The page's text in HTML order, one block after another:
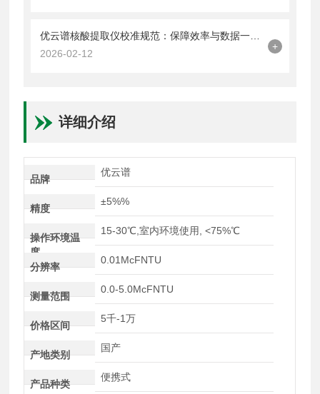
优云谱核酸提取仪校准规范：保障效率与数据一致的技术要点
2026-02-12
+
详细介绍
品牌
优云谱
精度
±5%%
操作环境温
度
15-30℃,室内环境使用, <75%℃
分辨率
0.01McFNTU
测量范围
0.0-5.0McFNTU
价格区间
5千-1万
产地类别
国产
产品种类
便携式